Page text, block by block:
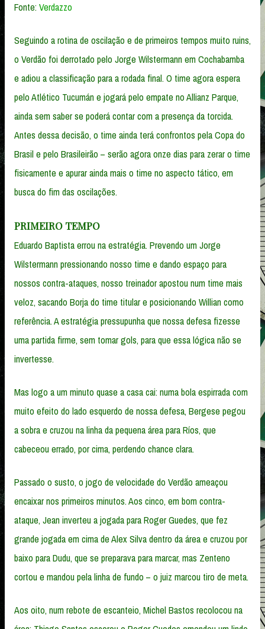
Fonte:Verdazzo
Seguindo a rotina de oscilação e de primeiros tempos muito ruins,
o Verdão foi derrotado pelo Jorge Wilstermann em Cochabamba
e adiou a classificação para a rodada final. O time agora espera
pelo Atlético Tucumán e jogará pelo empate no Allianz Parque,
ainda sem saber se poderá contar com a presença da torcida.
Antes dessa decisão, o time ainda terá confrontos pela Copa do
Brasil e pelo Brasileirão – serão agora onze dias para zerar o time
fisicamente e apurar ainda mais o time no aspecto tático, em
busca do fim das oscilações.
PRIMEIRO TEMPO
Eduardo Baptista errou na estratégia. Prevendo um Jorge
Wilstermann pressionando nosso time e dando espaço para
nossos contra-ataques, nosso treinador apostou num time mais
veloz, sacando Borja do time titular e posicionando Willian como
referência. A estratégia pressupunha que nossa defesa fizesse
uma partida firme, sem tomar gols, para que essa lógica não se
invertesse.
Mas logo a um minuto quase a casa cai: numa bola espirrada com
muito efeito do lado esquerdo de nossa defesa, Bergese pegou
a sobra e cruzou na linha da pequena área para Ríos, que
cabeceou errado, por cima, perdendo chance clara.
Passado o susto, o jogo de velocidade do Verdão ameaçou
encaixar nos primeiros minutos. Aos cinco, em bom contra-
ataque, Jean inverteu a jogada para Roger Guedes, que fez
grande jogada em cima de Alex Silva dentro da área e cruzou por
baixo para Dudu, que se preparava para marcar, mas Zenteno
cortou e mandou pela linha de fundo – o juiz marcou tiro de meta.
Aos oito, num rebote de escanteio, Michel Bastos recolocou na